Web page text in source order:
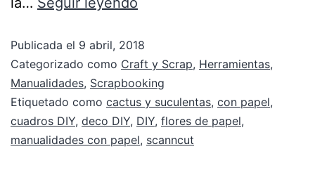
Publicada el 9 abril, 2018
Categorizado como Craft y Scrap, Herramientas,
Manualidades, Scrapbooking
Etiquetado como cactus y suculentas, con papel,
cuadros DIY, deco DIY, DIY, flores de papel,
manualidades con papel, scanncut